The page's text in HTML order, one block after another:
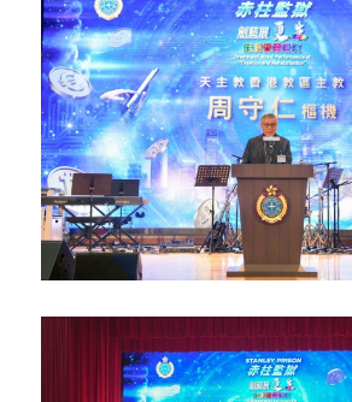
反華推手懶人包
民主派騙案十式
反華推手起底
美西霸凌內幕
美西極權主義
真相直擊
極端暴恐實錄
KOL 專欄
林淑芳專欄
屈穎妍專欄
朱庭萱專欄
莫綺琪專欄
黃萬成專欄
招國偉專欄
絕密法庭檔案
醫院口岸爆炸案
屠龍小隊案
黎智英案審訊
支聯會案
35+顛覆案
生活
吃喝玩指南
休閒好介紹
親子
花生仔漫畫週記
關於我們
人才招聘
投稿熱線
商戶合作
搜索
繁體中文
繁體中文